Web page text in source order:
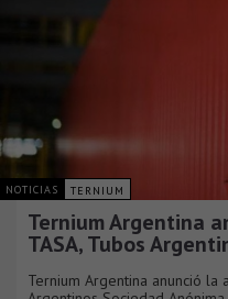
NOTICIAS TERNIUM
Ternium Argentina
TASA, Tubos
Ternium Argentina anunció la